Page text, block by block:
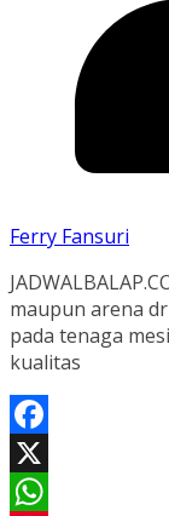
Ferry Fansuri
maupun arena
pada tenaga
kualitas
Facebook
X